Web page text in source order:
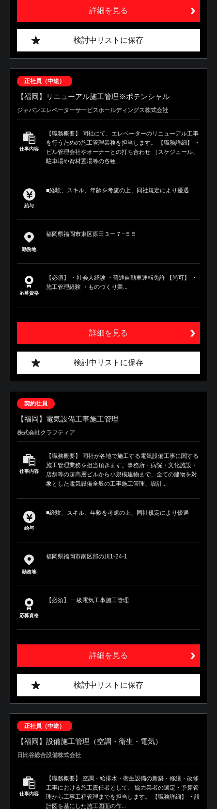
詳細を見る
検討中リストに保存
正社員（中途）
【福岡】リニューアル施工管理※ポテンシャル
ジャパンエレベーターサービスホールディングス株式会社
仕事内容
【職務概要】 同社にて、エレベーターのリニューアル工事
を行うための施工管理業務を担当します。 【職務詳細】 ・
ビル管理会社やオーナーとの打ち合わせ （スケジュール、
駐車場や資材置場等の各種...
給与
■経験、スキル、年齢を考慮の上、同社規定により優遇
勤務地
福岡県福岡市東区原田３ー７−５５
応募資格
【必須】 ・社会人経験 ・普通自動車運転免許 【尚可】 ・
施工管理経験 ・ものづくり業...
詳細を見る
検討中リストに保存
契約社員
【福岡】電気設備工事施工管理
株式会社クラフティア
仕事内容
【職務概要】 同社が各地で施工する電気設備工事に関する
施工管理業務を担当頂きます。事務所・病院・文化施設・
店舗等の超高層ビルから小規模建物まで、全ての建物を対
象とした電気設備全般の工事施工管理、設計...
給与
■経験、スキル、年齢を考慮の上、同社規定により優遇
勤務地
福岡県福岡市南区那の川1-24-1
応募資格
【必須】 一級電気工事施工管理
詳細を見る
検討中リストに保存
正社員（中途）
【福岡】設備施工管理（空調・衛生・電気）
日比谷総合設備株式会社
仕事内容
【職務概要】 空調・給排水・衛生設備の新築・修繕・改修
工事における施工責任者として、 協力業者の選定・予算管
理から工事工程管理までを担当します。 【職務詳細】 ・設
計図を基にした施工図面の作...